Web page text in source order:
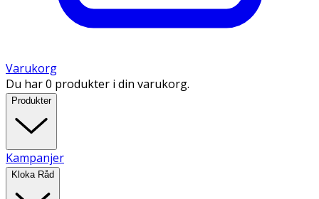
Varukorg
Du har 0 produkter i din varukorg.
Produkter
Kampanjer
Kloka Råd